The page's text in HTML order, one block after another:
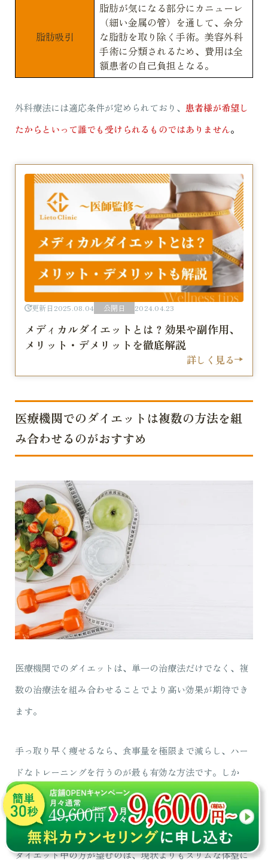
脂肪吸引
脂肪が気になる部分にカニューレ
（細い金属の管）を通して、余分
な脂肪を取り除く手術。美容外科
手術に分類されるため、費用は全
額患者の自己負担となる。
外科療法には適応条件が定められており、 患者様が希望し
たからといって誰でも受けられるものではありません。
更新日 2025.08.04 公開日 2024.04.23
メディカルダイエットとは？効果や副作用、
メリット・デメリットを徹底解説
詳しく見る
医療機関でのダイエットは複数の方法を組
み合わせるのがおすすめ
医療機関でのダイエットは、単一の治療法だけでなく、複
数の治療法を組み合わせることでより高い効果が期待でき
ます。
手っ取り早く痩せるなら、食事量を極限まで減らし、ハー
ドなトレーニングを行うのが最も有効な方法です。しか
し、体に負担のかかるダイエットは体調不良やメンタル不
調に直結し、リバウンドのリスクも高まります。
ダイエット中の方が望むのは、現状よりもスリムな体型に